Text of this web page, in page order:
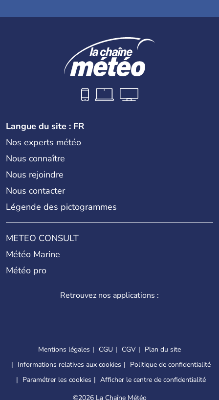
Langue du site : FR
Nos experts météo
Nous connaître
Nous rejoindre
Nous contacter
Légende des pictogrammes
METEO CONSULT
Météo Marine
Météo pro
Retrouvez nos applications :
Mentions légales CGU CGV
Plan du site
Informations relatives aux cookies
Politique de confidentialité
Paramétrer les cookies
Afficher le centre de confidentialité
©2026 La Chaîne Météo